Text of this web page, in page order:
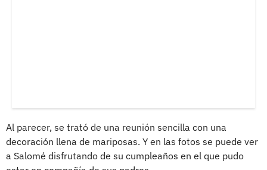
Al parecer, se trató de una reunión sencilla con una
decoración llena de mariposas. Y en las fotos se puede ver
a Salomé disfrutando de su cumpleaños en el que pudo